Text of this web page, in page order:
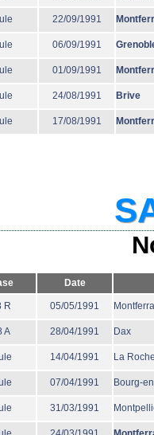
22/09/1991
06/09/1991
01/09/1991
24/08/1991 Brive
17/08/1991
Date
R 05/05/1991
A 28/04/1991 Dax
14/04/1991 La
07/04/1991 Bourg-
31/03/1991